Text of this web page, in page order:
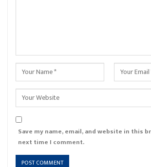
Save my name, email, and website in this
next time I comment.